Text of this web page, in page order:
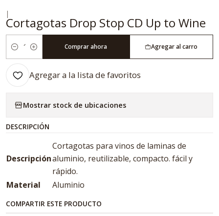
|
Cortagotas Drop Stop CD Up to Wine
Cantidad
Agregar al carro
Comprar ahora
Agregar a la lista de favoritos
Mostrar stock de ubicaciones
DESCRIPCIÓN
Descripción
Cortagotas para vinos de laminas de
aluminio, reutilizable, compacto. fácil y
rápido.
Material
Aluminio
COMPARTIR ESTE PRODUCTO